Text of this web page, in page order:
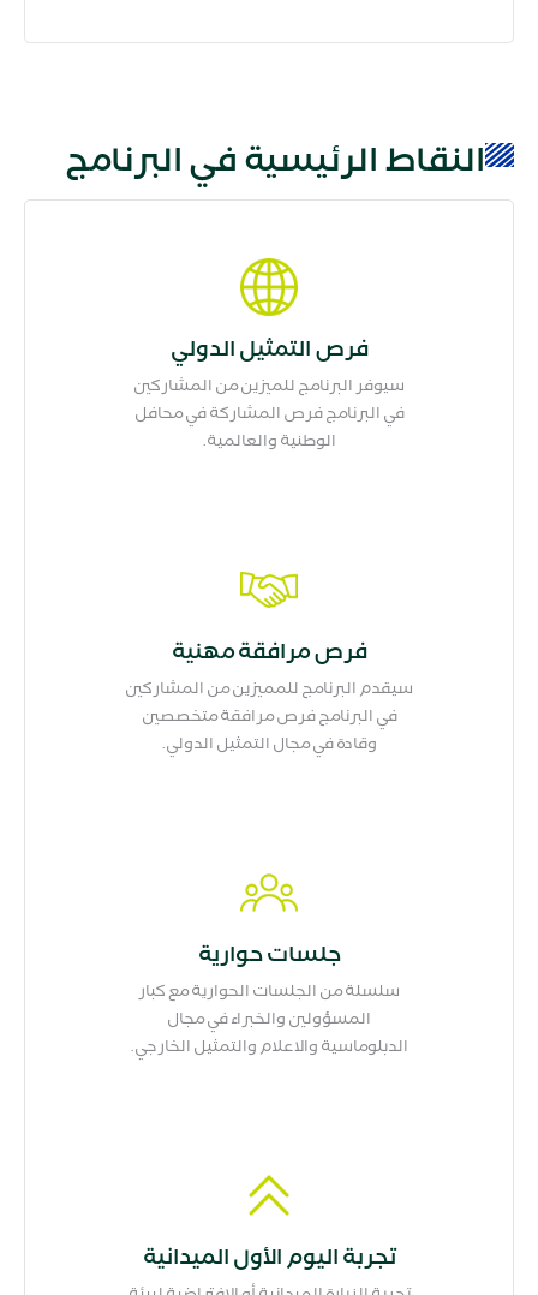
النقاط الرئيسية في البرنامج
فرص التمثيل الدولي
سيوفر البرنامج للميزين من المشاركين
في البرنامج فرص المشاركة في محافل
الوطنية والعالمية.
فرص مرافقة مهنية
سيقدم البرنامج للمميزين من المشاركين
في البرنامج فرص مرافقة متخصصين
وقادة في مجال التمثيل الدولي.
جلسات حوارية
سلسلة من الجلسات الحوارية مع كبار
المسؤولين والخبراء في مجال
الدبلوماسية والاعلام والتمثيل الخارجي.
تجربة اليوم الأول الميدانية